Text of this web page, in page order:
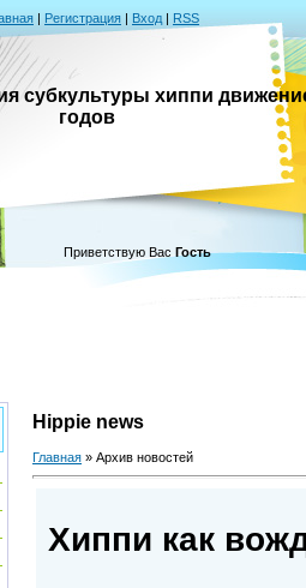
| Регистрация | Вход | RSS
субкультуры хиппи
годов
Приветствую Вас Гость
Hippie news
Главная » Архив новостей
Хиппи как